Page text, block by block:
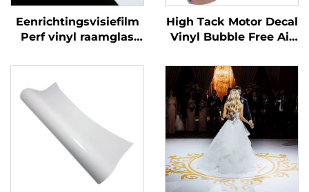
Eenrichtingsvisiefilm
Perf vinyl raamglas
Perforated Viny Roll
High Tack Motor Decal
Vinyl Bubble Free Air
Zelfklevende Vinylrol
voor Motor Auto Dirt
Bike Decal